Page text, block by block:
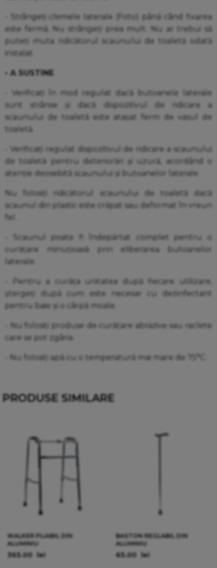
- Strângeți clemele laterale (Foto) până când fixarea
este fermă. Nu strângeți prea mult. Nu ar trebui să
puteți muta ridicătorul scaunului de toaletă odată
instalat.
• A SUSTINE
- Verificați în mod regulat dacă butoanele laterale
sunt strânse și dacă dispozitivul de ridicare a
scaunului de toaletă este atașat ferm de vasul de
toaletă.
- Verificați regulat dispozitivul de ridicare a scaunului
de toaletă pentru deteriorări și uzură, acordând o
atenție deosebită scaunului și butoanelor laterale.
Nu folosiți ridicătorul scaunului de toaletă dacă
scaunul din plastic este crăpat sau deformat în vreun
fel.
- Scaunul poate fi îndepărtat complet pentru o
curățare minuțioasă prin eliberarea butoanelor
laterale.
- Pentru a curăța unitatea după fiecare utilizare,
ștergeți după cum este necesar cu dezinfectant
pentru baie și o cârpă moale.
- Nu folosiți produse de curățare abrazive sau raclete
care se pot zgâria.
- Nu folosiți apă cu o temperatură mai mare de 75°C
PRODUSE SIMILARE
WALKER PLIABIL DIN
ALUMINIU
365.00 lei
BASTON REGLABIL DIN
ALUMINIU
65.00 lei